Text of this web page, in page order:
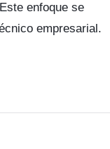
enfoque se
empresarial.